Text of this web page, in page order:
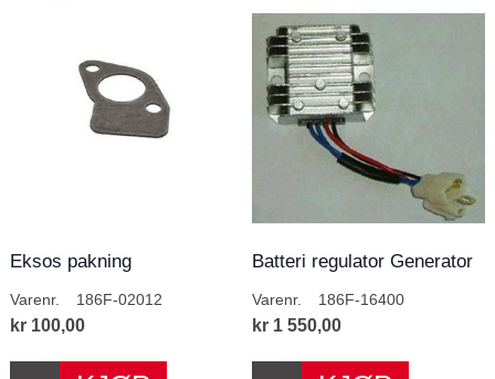
Eksos pakning
Varenr. 186F-02012
kr 100,00
Batteri regulator Generator
Varenr. 186F-16400
kr 1 550,00